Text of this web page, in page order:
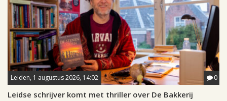
Leiden, 1 augustus 2026, 14:02 0
Leidse schrijver komt met thriller over De Bakkerij